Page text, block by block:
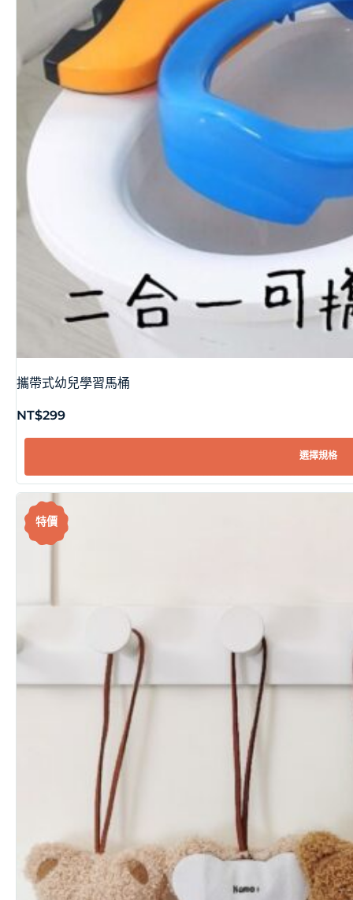
攜帶式幼兒學習馬桶
NT$299
選擇規格
特價